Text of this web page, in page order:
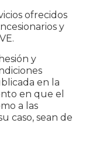
ofrecidos
y
y
en la
en que el
a las
caso, sean de